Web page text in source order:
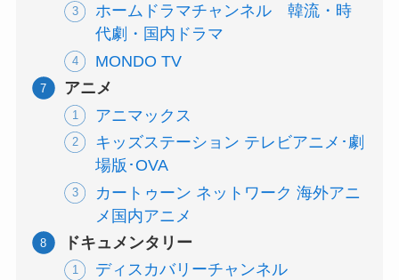
ホームドラマチャンネル 韓流・時
代劇・国内ドラマ
MONDO TV
アニメ
アニマックス
キッズステーション テレビアニメ･劇
場版･OVA
カートゥーン ネットワーク 海外アニ
メ国内アニメ
ドキュメンタリー
ディスカバリーチャンネル